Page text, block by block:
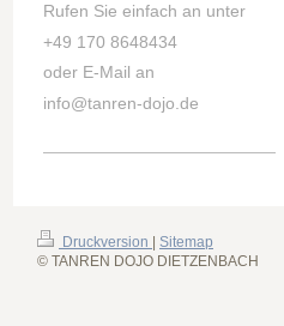
Rufen Sie einfach an unter
+49 170 8648434
oder E-Mail an
info@tanren-dojo.de
Druckversion | Sitemap
© TANREN DOJO DIETZENBACH